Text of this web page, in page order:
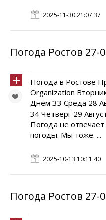
2025-11-30 21:07:37
Погода Ростов 27-
Погода в Ростове
Organization
Днем 33 Среда 28
34 Четверг 29
Погода не
погоды. Мы тоже. ...
2025-10-13 10:11:40
Погода Ростов 27-